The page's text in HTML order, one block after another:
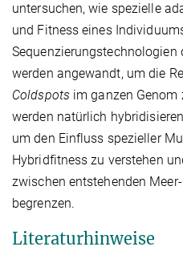
untersuchen, wie spezielle
und Fitness eines
Sequenzierungstechnologien
werden angewandt, um die
Coldspots im ganzen Genom
werden natürlich
um den Einfluss spezieller
Hybridfitness zu verstehen
zwischen entstehenden
begrenzen.
Literaturhinweise